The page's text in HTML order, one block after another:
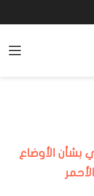
بشأن الأوضاع